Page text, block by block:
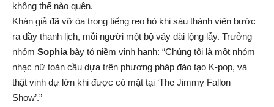
không thể nào quên.
Khán giả đã vỡ òa trong tiếng reo hò khi sáu thành viên bước
ra đầy thanh lịch, mỗi người một bộ váy dài lộng lẫy. Trưởng
nhóm Sophiabày tỏ niềm vinh hạnh: “Chúng tôi là một nhóm
nhạc nữ toàn cầu dựa trên phương pháp đào tạo K-pop, và
thật vinh dự lớn khi được có mặt tại ‘The Jimmy Fallon
Show’.”